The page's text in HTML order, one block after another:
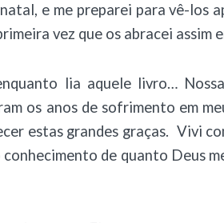
e me preparei para vê-los
vez que os abracei assim
lia aquele livro…
os anos de sofrimento em
estas grandes graças. Vivi
de quanto Deus